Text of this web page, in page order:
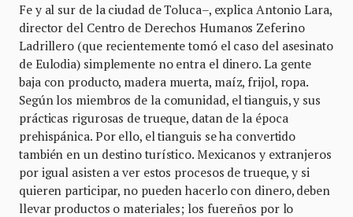
Fe y al sur de la ciudad de Toluca–, explica Antonio Lara,
director del Centro de Derechos Humanos Zeferino
Ladrillero (que recientemente tomó el caso del asesinato
de Eulodia) simplemente no entra el dinero. La gente
baja con producto, madera muerta, maíz, frijol, ropa.
Según los miembros de la comunidad, el tianguis, y sus
prácticas rigurosas de trueque, datan de la época
prehispánica. Por ello, el tianguis se ha convertido
también en un destino turístico. Mexicanos y extranjeros
por igual asisten a ver estos procesos de trueque, y si
quieren participar, no pueden hacerlo con dinero, deben
llevar productos o materiales; los fuereños por lo